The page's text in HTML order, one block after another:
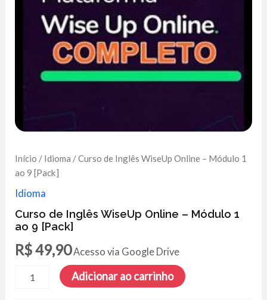
Início / Idioma / Curso de Inglês WiseUp Online – Módulo 1
ao 9 [Pack]
Idioma
Curso de Inglês WiseUp Online – Módulo 1
ao 9 [Pack]
R$49,90Acesso via Google Drive
Adicionar ao carrinho